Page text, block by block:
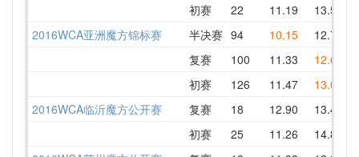
初赛 22 11.19 13.56
2016WCA亚洲魔方锦标赛 半决赛 94 10.15 12.73
复赛 100 11.33 12.66
初赛 126 11.47 13.08
2016WCA临沂魔方公开赛 复赛 18 12.90 13.48
初赛 25 11.26 14.83